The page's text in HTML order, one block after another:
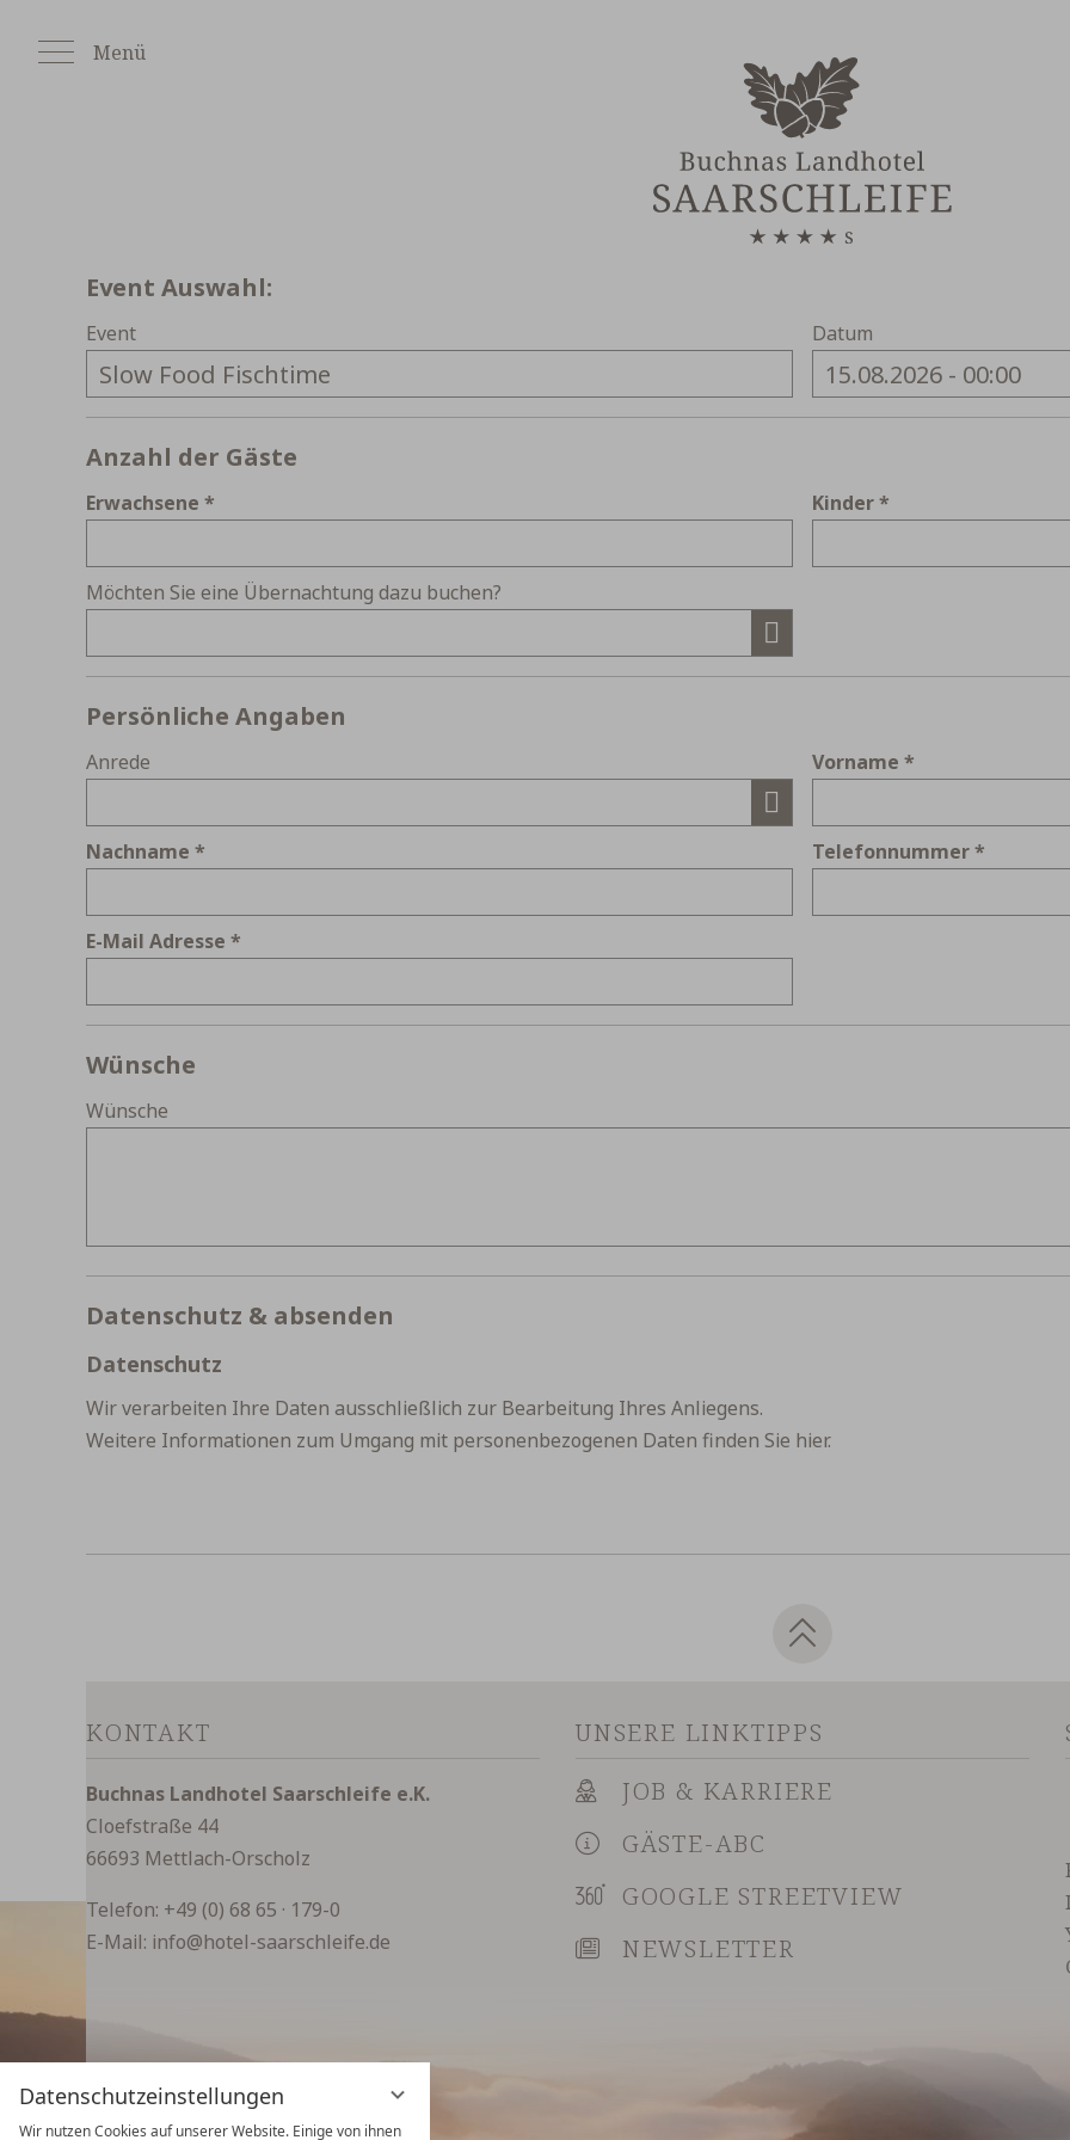
Datenschutzeinstellungen
Wir nutzen Cookies auf unserer Website. Einige von ihnen
Inhalt
springen
Menü
Event Auswahl:
Event
Wochentag
Datum
Anzahl der Gäste
Erwachsene Kinder
Möchten Sie eine Übernachtung dazu buchen?
Persönliche Angaben
Anrede Vorname
Nachname Telefonnummer
E-Mail Adresse
Wünsche
Wünsche
Datenschutz & absenden
Datenschutz
Wir verarbeiten Ihre Daten ausschließlich zur Bearbeitung Ihres Anliegens.
Weitere Informationen zum Umgang mit personenbezogenen Daten finden Sie hier.
KONTAKT
Buchnas Landhotel Saarschleife e.K.
Cloefstraße 44
66693 Mettlach-Orscholz
Telefon: +49 (0) 68 65 · 179-0
E-Mail: info@hotel-saarschleife.de
UNSERE LINKTIPPS
JOB & KARRIERE
GÄSTE-ABC
GOOGLE STREETVIEW
NEWSLETTER